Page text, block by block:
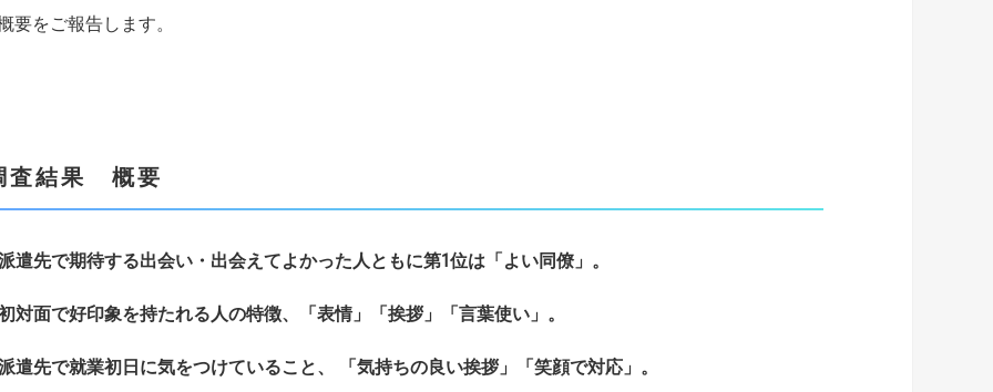
要をご報告します。
査結果 概要
先で期待する出会い・出会えてよかった人ともに第1位は「よい同僚」。
面で好印象を持たれる人の特徴、「表情」「挨拶」「言葉使い」。
先で就業初日に気をつけていること、 「気持ちの良い挨拶」「笑顔で対応」。